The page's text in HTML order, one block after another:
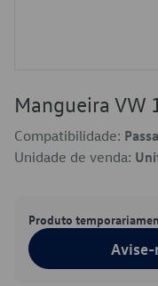
Mangueira VW
Compatibilidade:
Unidade de venda:
Produto
Avise-